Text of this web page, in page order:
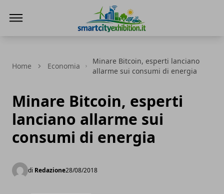
Home Economia
Minare Bitcoin, esperti lanciano
allarme sui consumi di energia
Minare Bitcoin, esperti
lanciano allarme sui
consumi di energia
di Redazione28/08/2018